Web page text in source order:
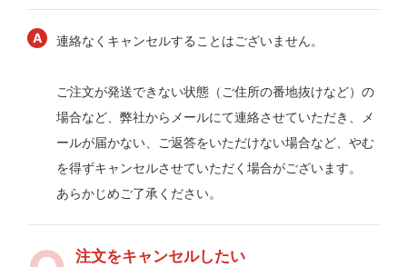
連絡なくキャンセルすることはございません。
ご注文が発送できない状態（ご住所の番地抜けなど）の
場合など、弊社からメールにて連絡させていただき、メ
ールが届かない、ご返答をいただけない場合など、やむ
を得ずキャンセルさせていただく場合がございます。
あらかじめご了承ください。
注文をキャンセルしたい